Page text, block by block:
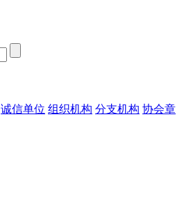
诚信单位 组织机构 分支机构 协会章